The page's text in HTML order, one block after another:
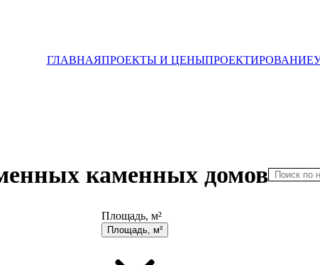
ГЛАВНАЯПРОЕКТЫ И ЦЕНЫПРОЕКТИРОВАНИЕ
каменных домов
Площадь, м²
Площадь, м²